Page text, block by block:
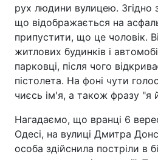
рух людини вулицею. Згідно
що відображається на
припустити, що це чоловік.
житлових будинків і
парковці, після чого
пістолета. На фоні чути
чиєсь ім'я, а також фразу "я
Нагадаємо, що вранці 6
Одесі, на вулиці Дмитра
особа здійснила постріли в